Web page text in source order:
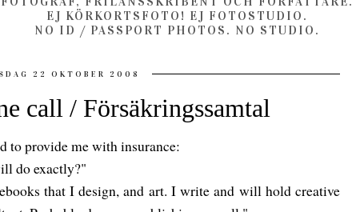
EJ KÖRKORTSFOTO! EJ FOTOSTUDIO.
NO ID / PASSPORT PHOTOS. NO STUDIO.
22 OKTOBER 2008
call / Försäkringssamtal
to provide me with insurance:
do exactly?"
that I design, and art. I write and will hold creative